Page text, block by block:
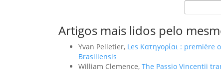
Artigos mais lidos pelo
Yvan Pelletier, Les Κατηγορίαι : première
Brasiliensis
William Clemence, The Passio Vincentii